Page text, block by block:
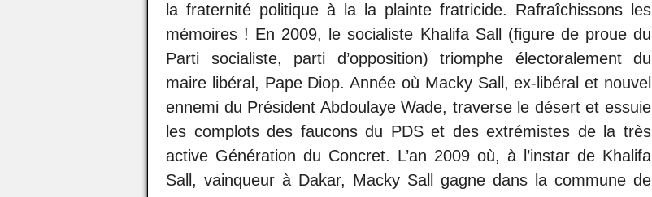
la fraternité politique à la la plainte fratricide. Rafraîchissons les
mémoires ! En 2009, le socialiste Khalifa Sall (figure de proue du
Parti socialiste, parti d’opposition) triomphe électoralement du
maire libéral, Pape Diop. Année où Macky Sall, ex-libéral et nouvel
ennemi du Président Abdoulaye Wade, traverse le désert et essuie
les complots des faucons du PDS et des extrémistes de la très
active Génération du Concret. L’an 2009 où, à l’instar de Khalifa
Sall, vainqueur à Dakar, Macky Sall gagne dans la commune de